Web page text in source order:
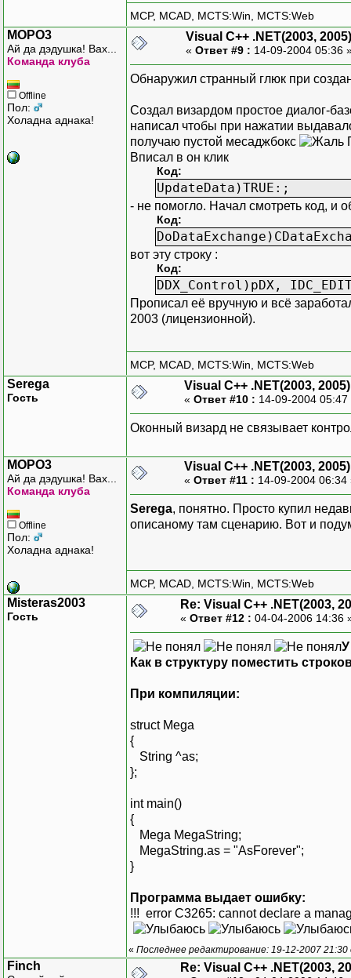
MCP, MCAD, MCTS:Win, MCTS:Web
MOPO3
Ай да дэдушка! Вах...
Команда клуба
Offline
Пол:
Холадна аднака!
Visual C++ .NET(2003, 2005)
« Ответ #9 : 14-09-2004 05:36
Обнаружил странный глюк при
Создал визардом простое диалог-
написал чтобы при нажатии
получаю пустой месаджбокс
Вписал в он клик
Код:
UpdateData)TRUE:;
- не помогло. Начал смотреть код, и
Код:
вот эту строку :
Код:
DDX_Control)pDX,
Прописал её вручную и всё
2003 (лицензионной).
MCP, MCAD, MCTS:Win, MCTS:Web
Serega
Гость
Visual C++ .NET(2003, 2005)
« Ответ #10 : 14-09-2004
Оконный визард не связывает
MOPO3
Ай да дэдушка! Вах...
Команда клуба
Offline
Пол:
Холадна аднака!
Visual C++ .NET(2003, 2005)
« Ответ #11 : 14-09-2004
Serega, понятно. Просто купил
описаному там сценарию. Вот и
MCP, MCAD, MCTS:Win, MCTS:Web
Misteras2003
Гость
Re: Visual C++ .NET(2003,
« Ответ #12 : 04-04-2006 14:36
Как в структуру поместить
При компиляции:
struct Mega
{
String ^as;
};
int main()
{
Mega MegaString;
MegaString.as = "AsForever";
}
Программа выдает ошибку:
!!! error C3265: cannot declare a
« Последнее редактирование: 19-12-2007
Finch Re: Visual C++ .NET(2003,